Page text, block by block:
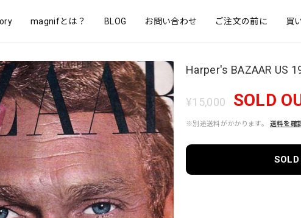
magnifとは？ BLOG お問い合わせ ご注文の前に 買
Harper's BAZAAR US
¥15,000 SOLD
※別途送料がかかります。 送料を確